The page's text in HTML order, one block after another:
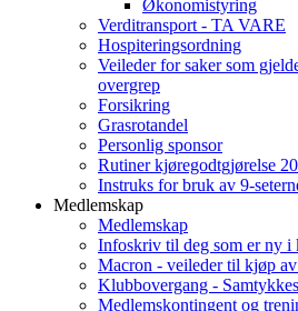
Økonomistyring
Verditransport - TA VARE
Hospiteringsordning
Veileder for saker som
overgrep
Forsikring
Grasrotandel
Personlig sponsor
Rutiner kjøregodtgjørelse
Instruks for bruk av 9-
Medlemskap
Medlemskap
Infoskriv til deg som er ny i
Macron - veileder til kjøp
Klubbovergang -
Medlemskontingent og